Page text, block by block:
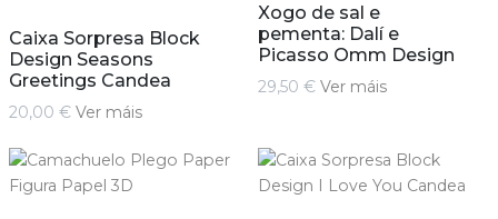
Caixa Sorpresa Block
Design Seasons
Greetings Candea
20,00 € Ver máis
Xogo de sal e
pementa: Dalí e
Picasso Omm Design
29,50 € Ver máis